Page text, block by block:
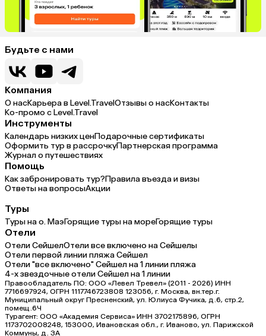
Будьте с нами
Компания
О насКарьера в Level.TravelОтзывы о насКонтакты
Ко-промо с Level.Travel
Инструменты
Календарь низких ценПодарочные сертификаты
Оформить тур в рассрочкуПартнерская программа
Журнал о путешествиях
Помощь
Как забронировать тур?Правила въезда и визы
Ответы на вопросыАкции
Туры
Туры на о. МаэГорящие туры на мореГорящие туры
Отели
Отели СейшелОтели все включено на Сейшелы
Отели первой линии пляжа Сейшел
Отели "все включено" Сейшел на 1 линии пляжа
4-х звездочные отели Сейшел на 1 линии
Правообладатель ПО: ООО «Левел Тревел» (2011 - 2026) ИНН
7716697924, ОГРН 1117746723808 123056, г. Москва, вн.тер.г.
Муниципальный округ Пресненский, ул. Юлиуса Фучика, д.6, стр.2,
помещ.6Ч
Турагент: ООО «Академия Сервиса» ИНН 3702175896, ОГРН
1173702008248, 153000, Ивановская обл., г. Иваново, ул. Парижской
Коммуны, д. ЗА